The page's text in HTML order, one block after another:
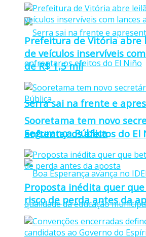
Serra sai na frente e
enfrentar os efeitos do El
Prefeitura de Vitória abre
de veículos inservíveis
de R$ 1,5 mil
Sooretama tem novo
Segurança Pública
Proposta inédita quer
risco de perda antes da